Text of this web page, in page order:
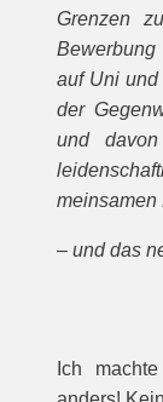
Gren­zen
auf Uni und
der
und
– und das
Ich